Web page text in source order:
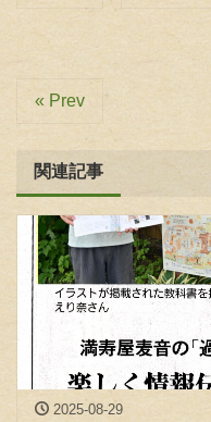
« Prev
関連記事
2025-08-29